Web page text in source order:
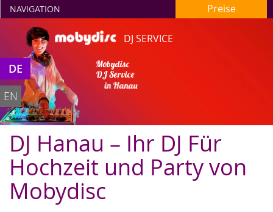
DJ SERVICE
Mobydisc
DJ Service
in Hanau
NAVIGATION Preise
DE
EN
DJ Hanau – Ihr DJ Für
Hochzeit und Party von
Mobydisc